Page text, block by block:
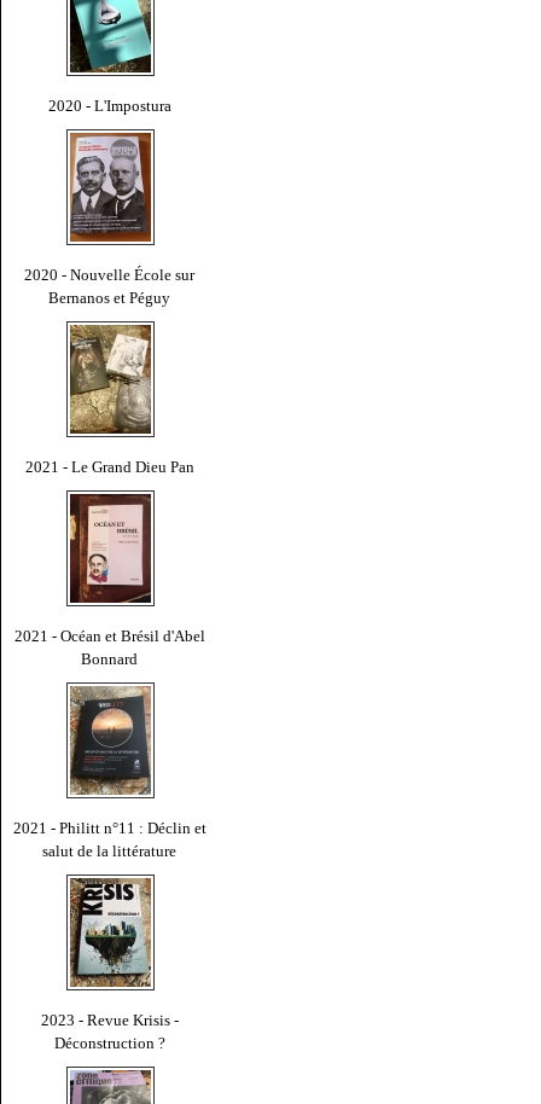
2020 - L'Impostura
2020 - Nouvelle École sur
Bernanos et Péguy
2021 - Le Grand Dieu Pan
2021 - Océan et Brésil d'Abel
Bonnard
2021 - Philitt n°11 : Déclin et
salut de la littérature
2023 - Revue Krisis -
Déconstruction ?